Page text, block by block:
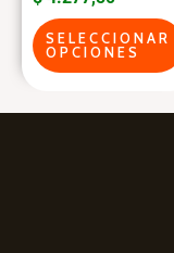
SELECCIONAR
OPCIONES
en
la